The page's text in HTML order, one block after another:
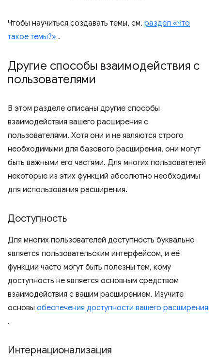
Чтобы научиться создавать темы, см. раздел «Что
такое темы?» .
Другие способы взаимодействия с
пользователями
В этом разделе описаны другие способы
взаимодействия вашего расширения с
пользователями. Хотя они и не являются строго
необходимыми для базового расширения, они могут
быть важными его частями. Для многих пользователей
некоторые из этих функций абсолютно необходимы
для использования расширения.
Доступность
Для многих пользователей доступность буквально
является пользовательским интерфейсом, и её
функции часто могут быть полезны тем, кому
доступность не является основным средством
взаимодействия с вашим расширением. Изучите
основы обеспечения доступности вашего расширения
.
Интернационализация